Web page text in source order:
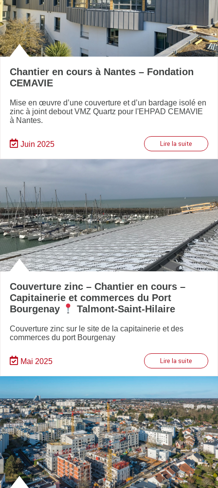
Chantier en cours à Nantes – Fondation
CEMAVIE
Mise en œuvre d’une couverture et d’un bardage isolé en
zinc à joint debout VMZ Quartz pour l'EHPAD CEMAVIE
à Nantes.
Juin 2025 Lire la suite
Couverture zinc – Chantier en cours –
Capitainerie et commerces du Port
Bourgenay
Talmont-Saint-Hilaire
Couverture zinc sur le site de la capitainerie et des
commerces du port Bourgenay
Mai 2025 Lire la suite